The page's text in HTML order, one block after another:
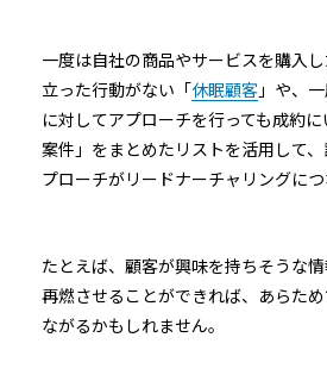
一度は自社の商品やサービスを購入
立った行動がない「休眠顧客 」や、
に対してアプローチを行っても成約
案件」をまとめたリストを活用して
プローチがリードナーチャリングにつ
たとえば、顧客が興味を持ちそうな
再燃させることができれば、あらた
ながるかもしれません。